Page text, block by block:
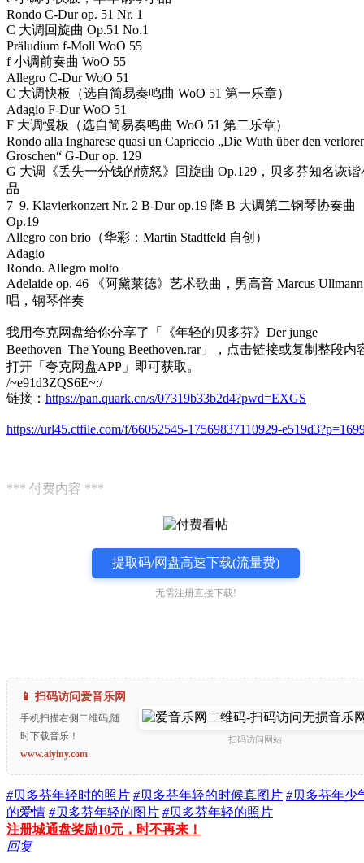
Rondo C-Dur op. 51 Nr. 1
C 大调回旋曲 Op.51 No.1
Präludium f-Moll WoO 55
f 小调前奏曲 WoO 55
Allegro C-Dur WoO 51
C 大调快板（选自简易奏鸣曲 WoO 51 第一乐章）
Adagio F-Dur WoO 51
F 大调慢板（选自简易奏鸣曲 WoO 51 第二乐章）
Rondo alla Ingharese quasi un Capriccio „Die Wuth über den
Groschen“ G-Dur op. 129
G 大调《丢失一分钱的愤怒》回旋曲 Op.129，贝多芬知名诙谐
品
7–9. Klavierkonzert Nr. 2 B-Dur op.19 降 B 大调第二钢琴协奏曲
Op.19
Allegro con brio（华彩：Martin Stadtfeld 自创）
Adagio
Rondo. Allegro molto
Adelaide op. 46 《阿黛莱德》艺术歌曲，男高音 Marcus
唱，钢琴伴奏
我用夸克网盘给你分享了「《年轻的贝多芬》Der junge
Beethoven The Young Beethoven.rar」，点击链接或复制整段内
打开「夸克网盘APP」即可获取。
/~e91d3ZQS6E~:/
链接： https://pan.quark.cn/s/07319b33b2d4?pwd=EXGS
https://url45.ctfile.com/f/66052545-17569837110929-
*** 付费内容 ***
提取码/网盘高速下载(流量费)
无需注册直接下载!
📱 扫码访问爱音乐网
手机扫描右侧二维码,随
时下载音乐！
www.aiyiny.com
扫码访问网站
#贝多芬年轻时的照片 #贝多芬年轻的时候真图片 #贝多芬年少
的爱情 #贝多芬年轻的图片 #贝多芬年轻的照片
注册城通盘奖励10元，时不再来！
回复